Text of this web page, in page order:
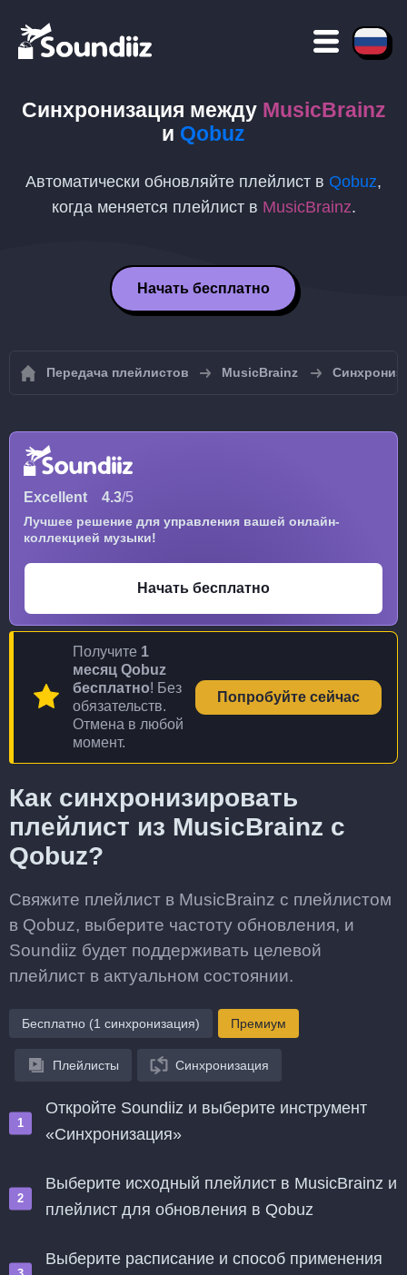
Синхронизация между MusicBrainz
и Qobuz
Автоматически обновляйте плейлист в Qobuz,
когда меняется плейлист в MusicBrainz.
Начать бесплатно
Передача плейлистов MusicBrainz
Excellent 4.3/5
Лучшее решение для управления вашей онлайн-
коллекцией музыки!
Начать бесплатно
Получите 1
месяц Qobuz
бесплатно! Без
обязательств.
Отмена в любой
момент.
Попробуйте сейчас
Как синхронизировать
плейлист из MusicBrainz с
Qobuz?
Свяжите плейлист в MusicBrainz с плейлистом
в Qobuz, выберите частоту обновления, и
Soundiiz будет поддерживать целевой
плейлист в актуальном состоянии.
Бесплатно (1 синхронизация) Премиум
Плейлисты Синхронизация
Откройте Soundiiz и выберите инструмент
«Синхронизация»
Выберите исходный плейлист в MusicBrainz и
плейлист для обновления в Qobuz
Выберите расписание и способ применения